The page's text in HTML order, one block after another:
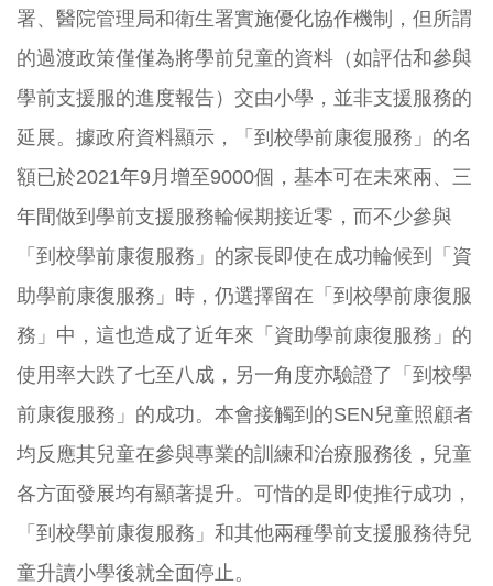
署、醫院管理局和衛生署實施優化協作機制，但所謂
的過渡政策僅僅為將學前兒童的資料（如評估和參與
學前支援服的進度報告）交由小學，並非支援服務的
延展。據政府資料顯示，「到校學前康復服務」的名
額已於2021年9月增至9000個，基本可在未來兩、三
年間做到學前支援服務輪候期接近零，而不少參與
「到校學前康復服務」的家長即使在成功輪候到「資
助學前康復服務」時，仍選擇留在「到校學前康復服
務」中，這也造成了近年來「資助學前康復服務」的
使用率大跌了七至八成，另一角度亦驗證了「到校學
前康復服務」的成功。本會接觸到的SEN兒童照顧者
均反應其兒童在參與專業的訓練和治療服務後，兒童
各方面發展均有顯著提升。可惜的是即使推行成功，
「到校學前康復服務」和其他兩種學前支援服務待兒
童升讀小學後就全面停止。